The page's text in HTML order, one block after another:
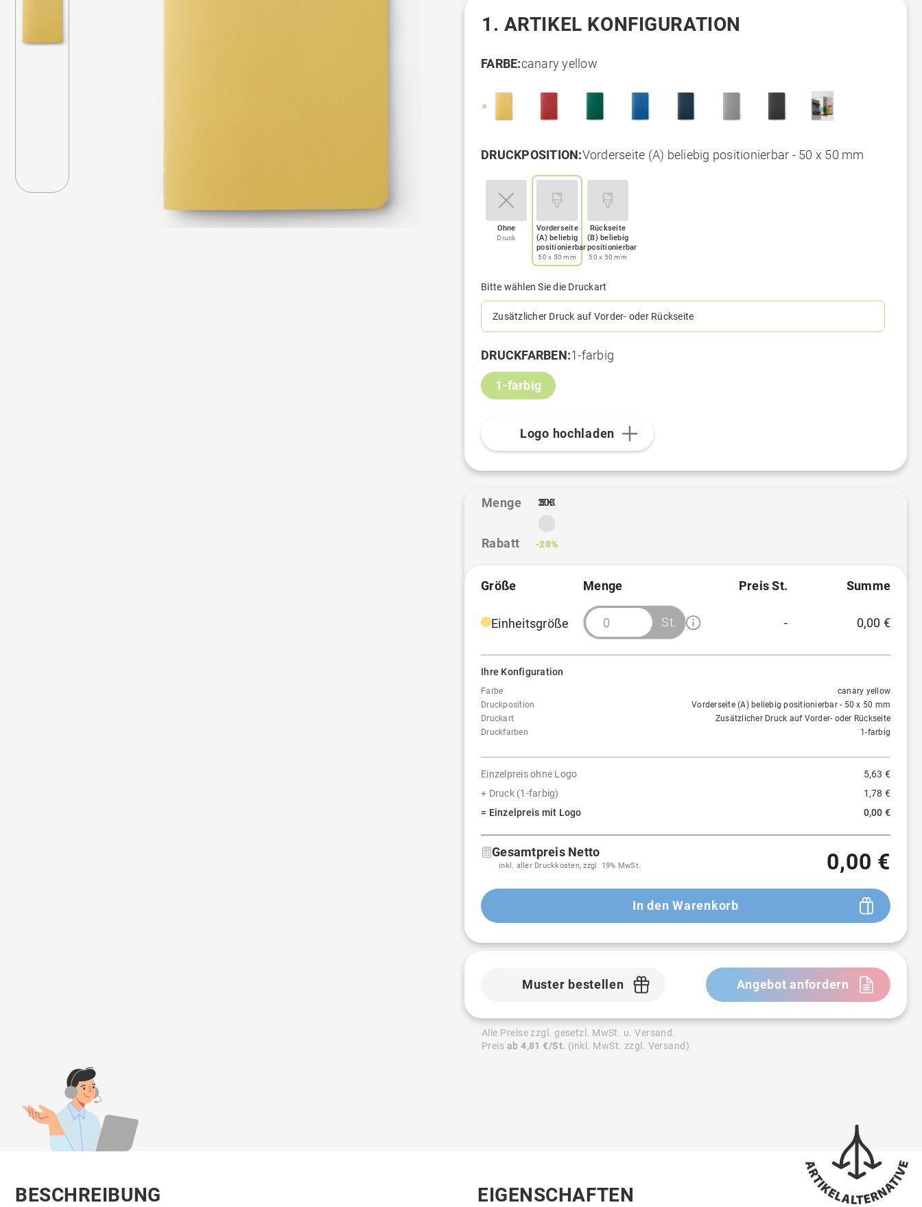
1. ARTIKEL KONFIGURATION
FARBE:canary yellow
DRUCKPOSITION:Vorderseite (A) beliebig positionierbar - 50 x 50 mm
Ohne
Druck
Vorderseite
(A) beliebig
positionierbar
50 x 50 mm
Rückseite
(B) beliebig
positionierbar
50 x 50 mm
Bitte wählen Sie die Druckart
Zusätzlicher Druck auf Vorder- oder Rückseite
DRUCKFARBEN:1-farbig
1-farbig
Logo hochladen
Menge
Rabatt
300
500
-13%
1K
-21%
3K
-24%
5K
-25%
10K
-26%
20K
-28%
Größe Menge Preis St. Summe
Einheitsgröße St.
4,90 € ≈ 13 %
10.000 St. 4,15 € ≈ 26 %
20.000 St.
- 0,00 €
Ihre Konfiguration
Farbe
canary yellow
Druckposition
Vorderseite (A) beliebig positionierbar - 50 x 50 mm
Druckart
Zusätzlicher Druck auf Vorder- oder Rückseite
Druckfarben
1-farbig
Einzelpreis ohne Logo
5,63 €
+ Druck (1-farbig)
1,78 €
= Einzelpreis mit Logo
0,00 €
Gesamtpreis Netto
inkl. aller Druckkosten, zzgl. 19% MwSt. 0,00 €
In den Warenkorb
Muster bestellen Angebot anfordern
Alle Preise zzgl. gesetzl. MwSt. u. Versand.
Preis ab 4,81 €/St. (inkl. MwSt. zzgl. Versand)
BESCHREIBUNG EIGENSCHAFTEN